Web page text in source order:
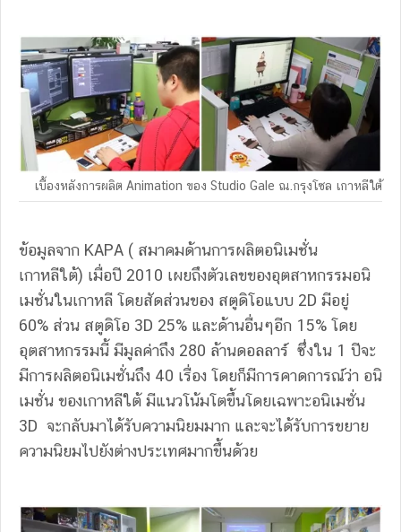
เบื้องหลังการผลิต Animation ของ Studio Gale ณ.กรุงโซล เกาหลีใต้
ข้อมูลจาก KAPA ( สมาคมด้านการผลิตอนิเมชั่น
เกาหลีใต้) เมื่อปี 2010 เผยถึงตัวเลขของอุตสาหกรรมอนิ
เมชั่นในเกาหลี โดยสัดส่วนของ สตูดิโอแบบ 2D มีอยู่
60% ส่วน สตูดิโอ 3D 25% และด้านอื่นๆอีก 15% โดย
อุตสาหกรรมนี้ มีมูลค่าถึง 280 ล้านดอลลาร์ ซึ่งใน 1 ปีจะ
มีการผลิตอนิเมชั่นถึง 40 เรื่อง โดยก็มีการคาดการณ์ว่า อนิ
เมชั่น ของเกาหลีใต้ มีแนวโน้มโตขึ้นโดยเฉพาะอนิเมชั่น
3D จะกลับมาได้รับความนิยมมาก และจะได้รับการขยาย
ความนิยมไปยังต่างประเทศมากขึ้นด้วย